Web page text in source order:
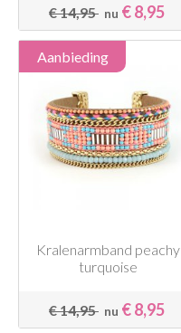
€ 14,95 nu € 8,95
Aanbieding
Kralenarmband peachy
turquoise
€ 14,95 nu € 8,95